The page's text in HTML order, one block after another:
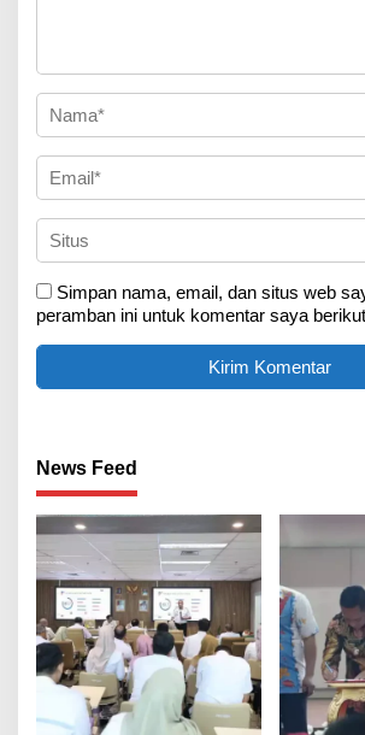
Simpan nama, email, dan situs web
peramban ini untuk komentar saya
News Feed